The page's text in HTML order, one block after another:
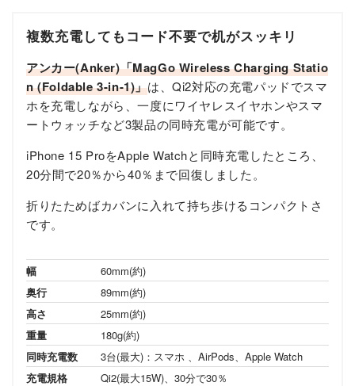
複数充電してもコード不要で机がスッキリ
アンカー(Anker)「MagGo Wireless Charging Statio
n (Foldable 3-in-1)」は、Qi2対応の充電パッドでスマ
ホを充電しながら、一度にワイヤレスイヤホンやスマ
ートウォッチなど3製品の同時充電が可能です。
iPhone 15 ProをApple Watchと同時充電したところ、
20分間で20％から40％まで回復しました。
折りたためばカバンに入れて持ち歩けるコンパクトさ
です。
幅
60mm(約)
奥行
89mm(約)
高さ
25mm(約)
重量
180g(約)
同時充電数
3台(最大)：スマホ 、AirPods、Apple Watch
充電規格
Qi2(最大15W)、30分で30％